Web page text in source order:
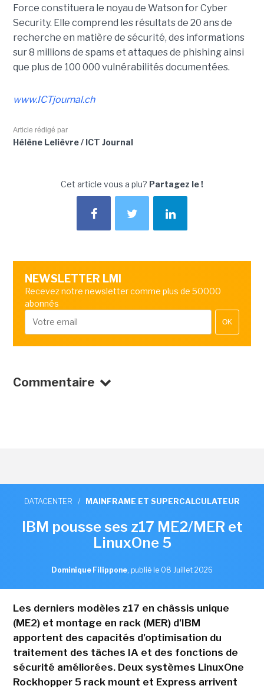
Force constituera le noyau de Watson for Cyber
Security. Elle comprend les résultats de 20 ans de
recherche en matière de sécurité, des informations
sur 8 millions de spams et attaques de phishing ainsi
que plus de 100 000 vulnérabilités documentées.
www.ICTjournal.ch
Article rédigé par
Hélène Lelièvre / ICT Journal
Cet article vous a plu? Partagez le !
NEWSLETTER LMI
Recevez notre newsletter comme plus de 50000
abonnés
OK
Commentaire
DATACENTER / MAINFRAME ET SUPERCALCULATEUR
IBM pousse ses z17 ME2/MER et
LinuxOne 5
Dominique Filippone, publié le 08 Juillet 2026
Les derniers modèles z17 en châssis unique
(ME2) et montage en rack (MER) d'IBM
apportent des capacités d'optimisation du
traitement des tâches IA et des fonctions de
sécurité améliorées. Deux systèmes LinuxOne
Rockhopper 5 rack mount et Express arrivent